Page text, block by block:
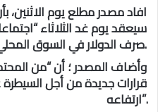
و
ن
ي
ا
افاد مصدر مطلع يوم الاثنين،
سيعقد يوم غد الثلاثاء
صرف الدولار في السوق المحلي.
وأضاف المصدر ؛ أن “من
قرارات جديدة من أجل
ارتفاعه”.